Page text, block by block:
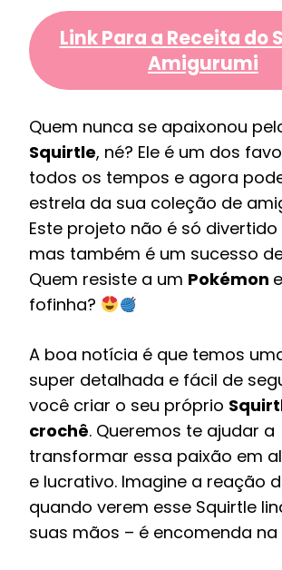
Link Para a Receita do
Amigurumi
Quem nunca se apaixonou
Squirtle, né? Ele é um dos
todos os tempos e agora
estrela da sua coleção de
Este projeto não é só divertido
mas também é um sucesso
Quem resiste a um Pokémon
fofinha?
A boa notícia é que temos
super detalhada e fácil de
você criar o seu próprio
crochê. Queremos te ajudar a
transformar essa paixão em
e lucrativo. Imagine a reação
quando verem esse Squirtle
suas mãos – é encomenda